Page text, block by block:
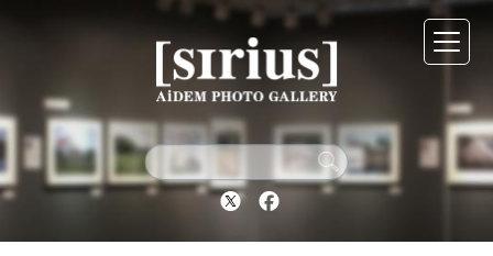
Twitter Facebook
シリウスについて
展示スケジュール